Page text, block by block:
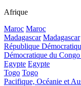
Afrique
Maroc Maroc
Madagascar Madagascar
République
Démocratique du
Egypte Egypte
Togo Togo
Pacifique, Océanie et